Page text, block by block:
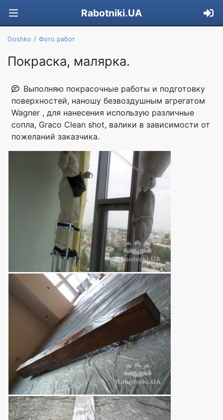
Rabotniki.UA
Goshko Фото работ
Покраска, малярка.
Выполняю покрасочные работы и подготовку
поверхностей, наношу безвоздушным агрегатом
Wagner , для нанесения использую различные
сопла, Graco Clean shot, валики в зависимости от
пожеланий заказчика.